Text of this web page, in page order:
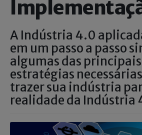
Estamos contratando
A Indústria 4.0
em um passo a passo
algumas das principais
estratégias
trazer sua indústria
realidade da Indústria